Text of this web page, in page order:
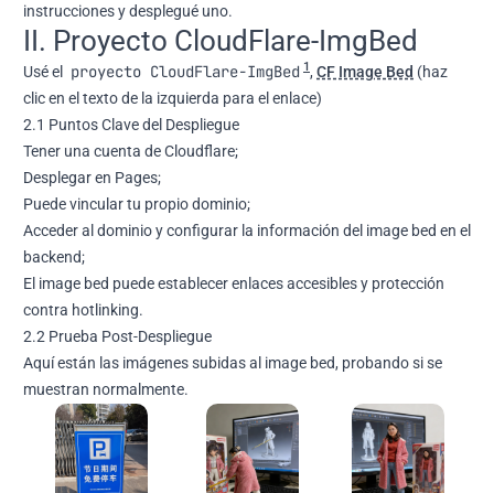
instrucciones y desplegué uno.
II. Proyecto CloudFlare-ImgBed
Usé el proyecto CloudFlare-ImgBed 1, CF Image Bed (haz
clic en el texto de la izquierda para el enlace)
2.1 Puntos Clave del Despliegue
Tener una cuenta de Cloudflare;
Desplegar en Pages;
Puede vincular tu propio dominio;
Acceder al dominio y configurar la información del image bed en el
backend;
El image bed puede establecer enlaces accesibles y protección
contra hotlinking.
2.2 Prueba Post-Despliegue
Aquí están las imágenes subidas al image bed, probando si se
muestran normalmente.